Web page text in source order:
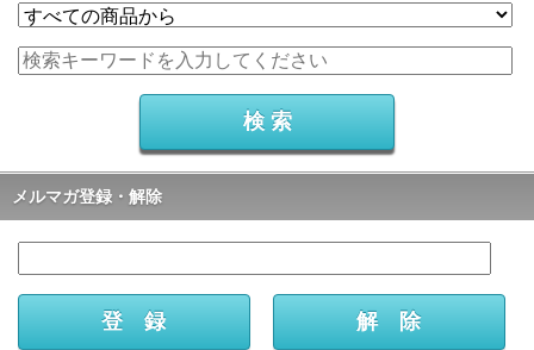
メルマガ登録・解除